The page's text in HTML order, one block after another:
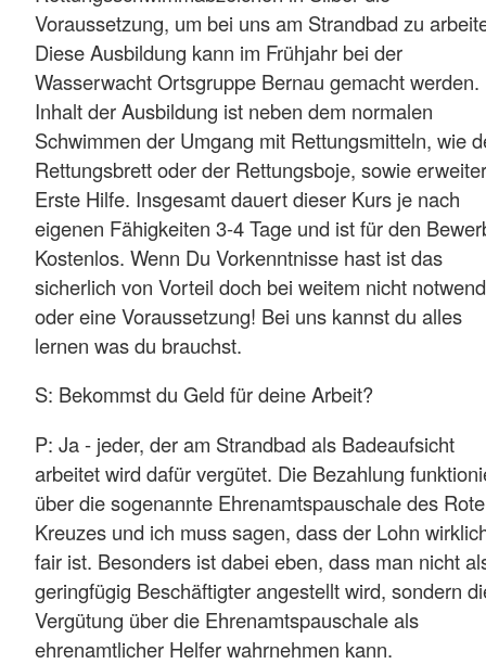
Voraussetzung, um bei uns am Strandbad zu
Diese Ausbildung kann im Frühjahr bei der
Wasserwacht Ortsgruppe Bernau gemacht werden.
Inhalt der Ausbildung ist neben dem normalen
Schwimmen der Umgang mit Rettungsmitteln, wie
Rettungsbrett oder der Rettungsboje, sowie
Erste Hilfe. Insgesamt dauert dieser Kurs je nach
eigenen Fähigkeiten 3-4 Tage und ist für den
Kostenlos. Wenn Du Vorkenntnisse hast ist das
sicherlich von Vorteil doch bei weitem nicht
oder eine Voraussetzung! Bei uns kannst du alles
lernen was du brauchst.
S: Bekommst du Geld für deine Arbeit?
P: Ja - jeder, der am Strandbad als Badeaufsicht
arbeitet wird dafür vergütet. Die Bezahlung
über die sogenannte Ehrenamtspauschale des
Kreuzes und ich muss sagen, dass der Lohn
fair ist. Besonders ist dabei eben, dass man nicht
geringfügig Beschäftigter angestellt wird, sondern
Vergütung über die Ehrenamtspauschale als
ehrenamtlicher Helfer wahrnehmen kann.